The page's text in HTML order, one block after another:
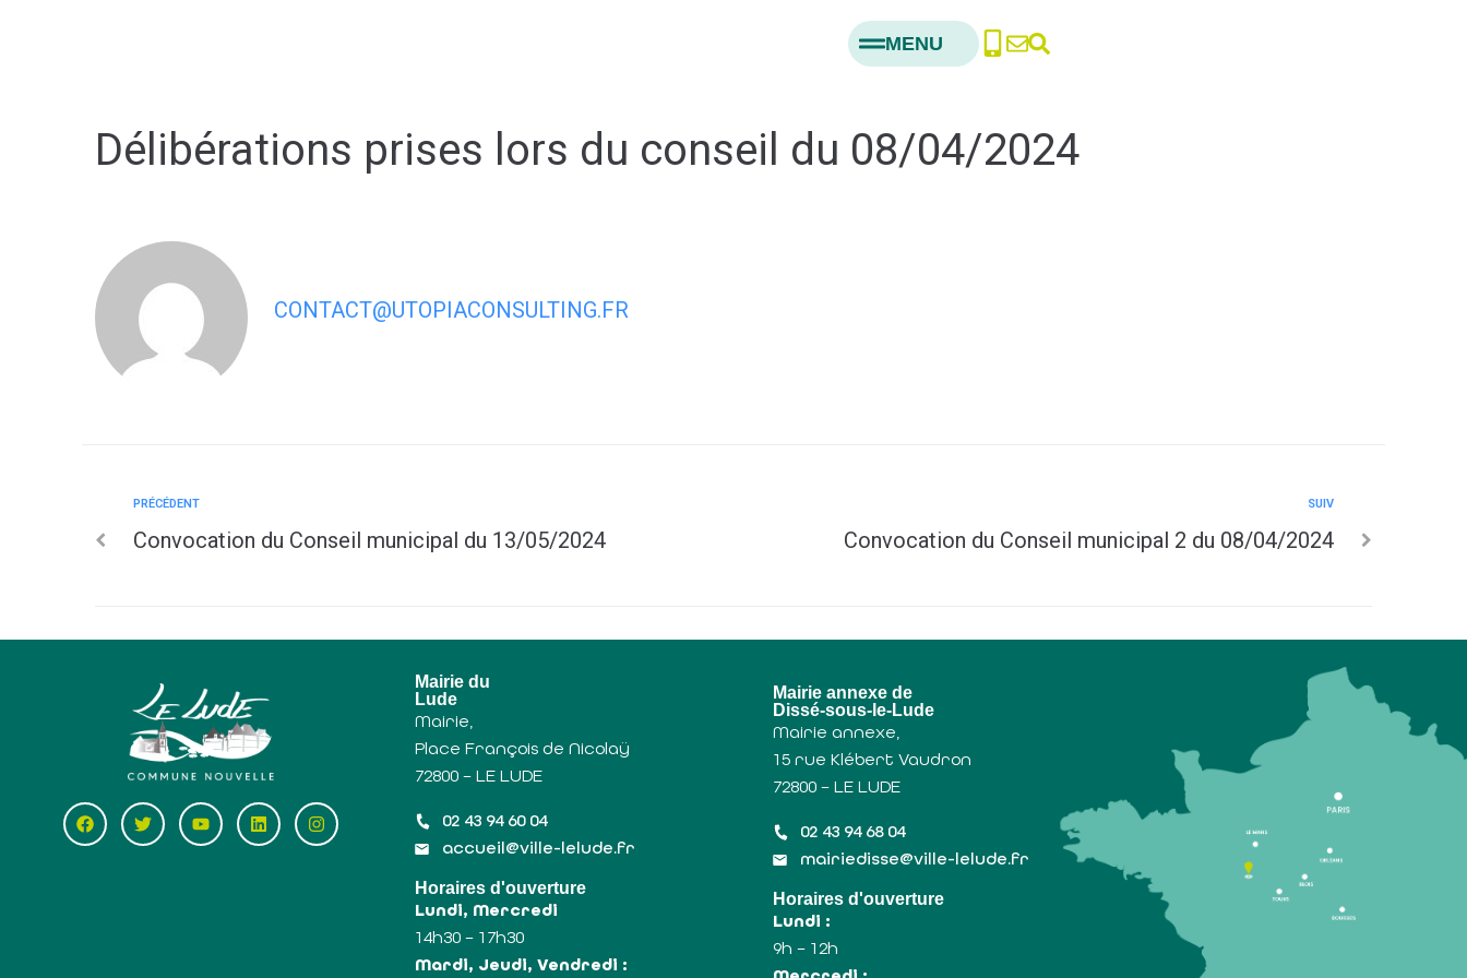
MENU
Délibérations prises lors du conseil du 08/04/2024
CONTACT@UTOPIACONSULTING.FR
PRÉCÉDENT
Convocation du Conseil municipal du 13/05/2024
SUIV
Convocation du Conseil municipal 2 du 08/04/2024
Mairie du
Lude
Mairie,
Place François de Nicolaÿ
72800 – LE LUDE
02 43 94 60 04
accueil@ville-lelude.fr
Horaires d'ouverture
Lundi, Mercredi
14h30 – 17h30
Mardi, Jeudi, Vendredi :
Mairie annexe de
Dissé-sous-le-Lude
Mairie annexe,
15 rue Klébert Vaudron
72800 – LE LUDE
02 43 94 68 04
mairiedisse@ville-lelude.fr
Horaires d'ouverture
Lundi :
9h – 12h